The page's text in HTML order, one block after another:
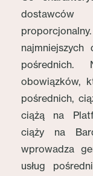
najmniejszych
pośrednich.
obowiązków,
pośrednich,
ciążą na
ciąży na
wprowadza
usług